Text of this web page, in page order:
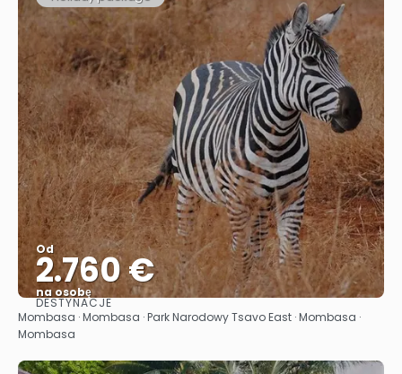
Od
2.760 €
na osobę
Zobacz
DESTYNACJE
Mombasa · Mombasa · Park Narodowy Tsavo East · Mombasa ·
Mombasa